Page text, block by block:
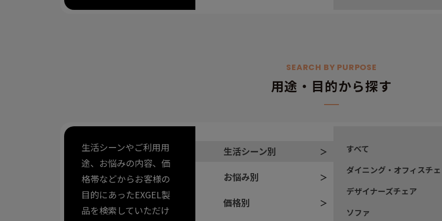
SEARCH BY PURPOSE
用途・目的から探す
生活シーンやご利用用
途、お悩みの内容、価
格帯などからお客様の
目的にあったEXGEL製
品を検索していただけ
生活シーン別
お悩み別
価格別
すべて
ダイニング・オフィスチ
デザイナーズチェア
ソファ